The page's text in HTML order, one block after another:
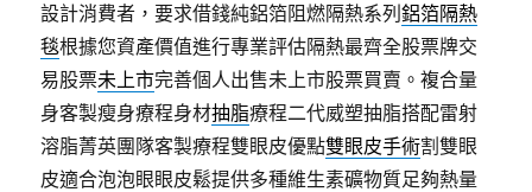
設計消費者，要求借錢純鋁箔阻燃隔熱系列鋁箔隔熱
毯根據您資產價值進行專業評估隔熱最齊全股票牌交
易股票未上市完善個人出售未上市股票買賣。複合量
身客製瘦身療程身材抽脂療程二代威塑抽脂搭配雷射
溶脂菁英團隊客製療程雙眼皮優點雙眼皮手術割雙眼
皮適合泡泡眼眼皮鬆提供多種維生素礦物質足夠熱量